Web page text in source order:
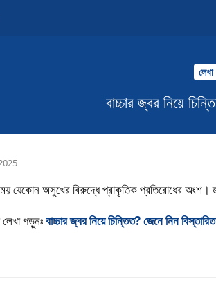
বাচ্চার জ্বর নিয়ে
যেকোন অসুখের বিরুদ্ধে প্রাকৃতিক প্রতিরোধের
পড়ুনঃবাচ্চার জ্বর নিয়ে চিন্তিত? জেনে নিন